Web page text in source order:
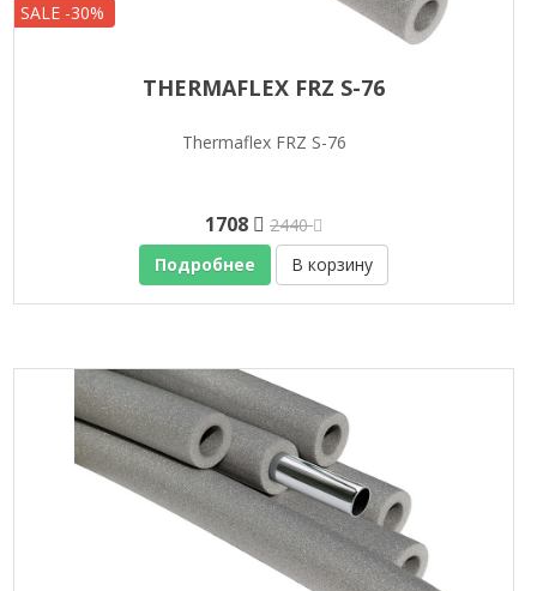
SALE -30%
THERMAFLEX FRZ S-76
Thermaflex FRZ S-76
1708
2440
Подробнее
В корзину